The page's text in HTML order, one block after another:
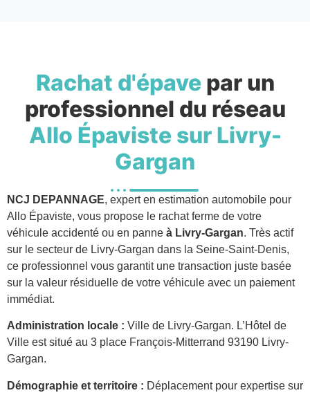
Rachat d'épavepar un
professionnel du réseau
Allo Épaviste sur Livry-
Gargan
NCJ DEPANNAGE, expert en estimation automobile pour
Allo Épaviste, vous propose le rachat ferme de votre
véhicule accidenté ou en panne à Livry-Gargan. Très actif
sur le secteur de Livry-Gargan dans la Seine-Saint-Denis,
ce professionnel vous garantit une transaction juste basée
sur la valeur résiduelle de votre véhicule avec un paiement
immédiat.
Administration locale : Ville de Livry-Gargan. L’Hôtel de
Ville est situé au 3 place François-Mitterrand 93190 Livry-
Gargan.
Démographie et territoire : Déplacement pour expertise sur